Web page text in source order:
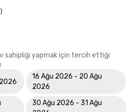
sahipliği yapmak için tercih ettiği
16 Ağu 2026 - 20 Ağu
2026
30 Ağu 2026 - 31 Ağu